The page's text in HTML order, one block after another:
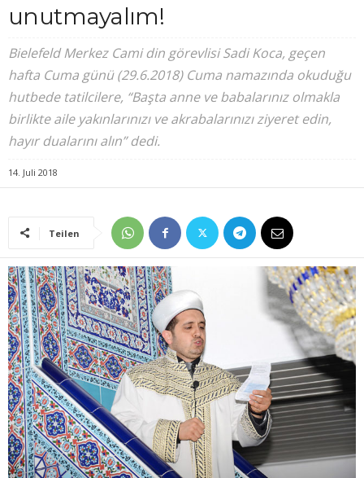
unutmayalım!
Bielefeld Merkez Cami din görevlisi Sadi Koca, geçen
hafta Cuma günü (29.6.2018) Cuma namazında okuduğu
hutbede tatilcilere, “Başta anne ve babalarınız olmakla
birlikte aile yakınlarınızı ve akrabalarınızı ziyeret edin,
hayır dualarını alın” dedi.
14. Juli 2018
Teilen